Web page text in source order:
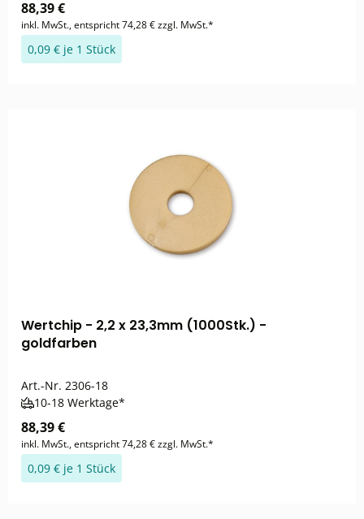
88,39 €
inkl. MwSt., entspricht 74,28 € zzgl. MwSt.*
0,09 € je 1 Stück
Wertchip - 2,2 x 23,3mm (1000Stk.) -
goldfarben
Art.-Nr. 2306-18
10-18 Werktage*
88,39 €
inkl. MwSt., entspricht 74,28 € zzgl. MwSt.*
0,09 € je 1 Stück